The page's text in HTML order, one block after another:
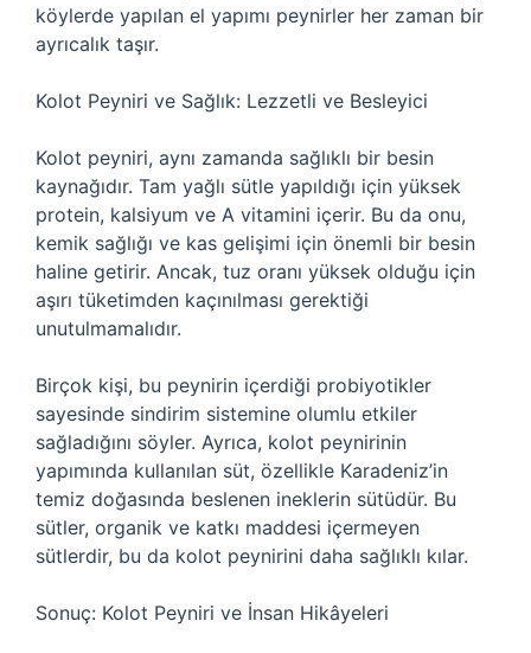
köylerde yapılan el yapımı peynirler her zaman bir
ayrıcalık taşır.
Kolot Peyniri ve Sağlık: Lezzetli ve Besleyici
Kolot peyniri, aynı zamanda sağlıklı bir besin
kaynağıdır. Tam yağlı sütle yapıldığı için yüksek
protein, kalsiyum ve A vitamini içerir. Bu da onu,
kemik sağlığı ve kas gelişimi için önemli bir besin
haline getirir. Ancak, tuz oranı yüksek olduğu için
aşırı tüketimden kaçınılması gerektiği
unutulmamalıdır.
Birçok kişi, bu peynirin içerdiği probiyotikler
sayesinde sindirim sistemine olumlu etkiler
sağladığını söyler. Ayrıca, kolot peynirinin
yapımında kullanılan süt, özellikle Karadeniz’in
temiz doğasında beslenen ineklerin sütüdür. Bu
sütler, organik ve katkı maddesi içermeyen
sütlerdir, bu da kolot peynirini daha sağlıklı kılar.
Sonuç: Kolot Peyniri ve İnsan Hikâyeleri